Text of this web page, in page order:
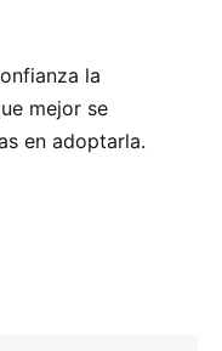
la
mejor se
en adoptarla.